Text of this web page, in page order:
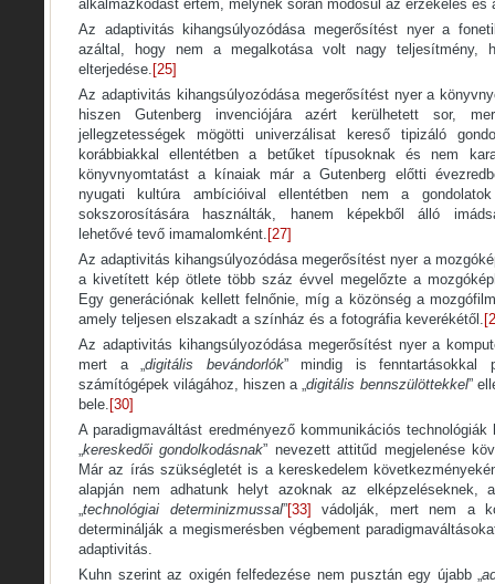
alkalmazkodást értem, melynek során módosul az érzékelés és
Az adaptivitás kihangsúlyozódása megerősítést nyer a
azáltal, hogy nem a megalkotása volt nagy teljesítmény,
elterjedése. [25]
Az adaptivitás kihangsúlyozódása megerősítést nyer a
hiszen Gutenberg invenciójára azért kerülhetett sor,
jellegzetességek mögötti univerzálisat kereső tipizáló
korábbiakkal ellentétben a betűket típusoknak és nem
könyvnyomtatást a kínaiak már a Gutenberg előtti
nyugati kultúra ambícióival ellentétben nem a
sokszorosítására használták, hanem képekből álló
lehetővé tevő imamalomként. [27]
Az adaptivitás kihangsúlyozódása megerősítést nyer a
a kivetített kép ötlete több száz évvel megelőzte a
Egy generációnak kellett felnőnie, míg a közönség a
amely teljesen elszakadt a színház és a fotográfia keverékétől.
Az adaptivitás kihangsúlyozódása megerősítést nyer a
mert a „digitális bevándorlók” mindig is fenntartásokkal
számítógépek világához, hiszen a „digitális bennszülöttekkel”
bele. [30]
A paradigmaváltást eredményező kommunikációs
kereskedői gondolkodásnak” nevezett attitűd megjelenése
Már az írás szükségletét is a kereskedelem
alapján nem adhatunk helyt azoknak az elképzeléseknek,
technológiai determinizmussal”[33]
vádolják, mert nem a
determinálják a megismerésben végbement
adaptivitás.
Kuhn szerint az oxigén felfedezése nem pusztán egy újabb „